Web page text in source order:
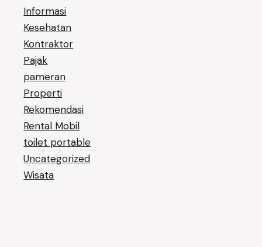
Informasi
Kesehatan
Kontraktor
Pajak
pameran
Properti
Rekomendasi
Rental Mobil
toilet portable
Uncategorized
Wisata